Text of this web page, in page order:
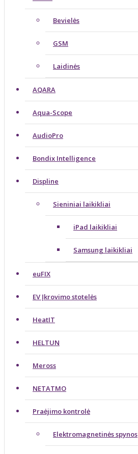
Bevielės
GSM
Laidinės
AQARA
Aqua-Scope
AudioPro
Bondix Intelligence
Displine
Sieniniai laikikliai
iPad laikikliai
Samsung laikikliai
euFIX
EV Įkrovimo stotelės
HeatIT
HELTUN
Meross
NETATMO
Praėjimo kontrolė
Elektromagnetinės spynos